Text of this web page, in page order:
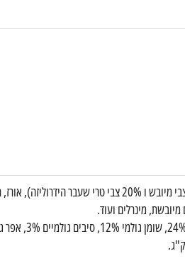
רכיבים: צבי 38% (מתוכו 80% צבי מיובש ו
מינרלים ועוד.